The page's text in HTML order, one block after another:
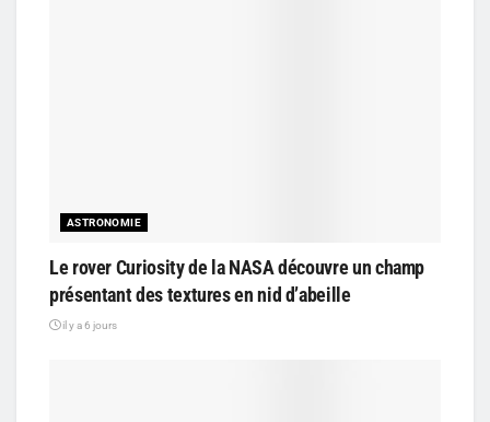
ASTRONOMIE
Le rover Curiosity de la NASA découvre un champ
présentant des textures en nid d’abeille
il y a 6 jours